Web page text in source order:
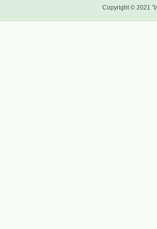
Copyright © 2021